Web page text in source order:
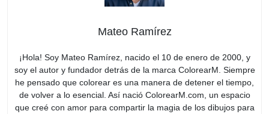
Mateo Ramírez
¡Hola! Soy Mateo Ramírez, nacido el 10 de enero de 2000, y
soy el autor y fundador detrás de la marca ColorearM. Siempre
he pensado que colorear es una manera de detener el tiempo,
de volver a lo esencial. Así nació ColorearM.com, un espacio
que creé con amor para compartir la magia de los dibujos para